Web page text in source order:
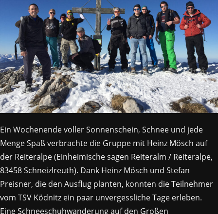
Ein Wochenende voller Sonnenschein, Schnee und jede
Menge Spaß verbrachte die Gruppe mit Heinz Mösch auf
der Reiteralpe (Einheimische sagen Reiteralm / Reiteralpe,
83458 Schneizlreuth). Dank Heinz Mösch und Stefan
Preisner, die den Ausflug planten, konnten die Teilnehmer
vom TSV Ködnitz ein paar unvergessliche Tage erleben.
Eine Schneeschuhwanderung auf den Großen